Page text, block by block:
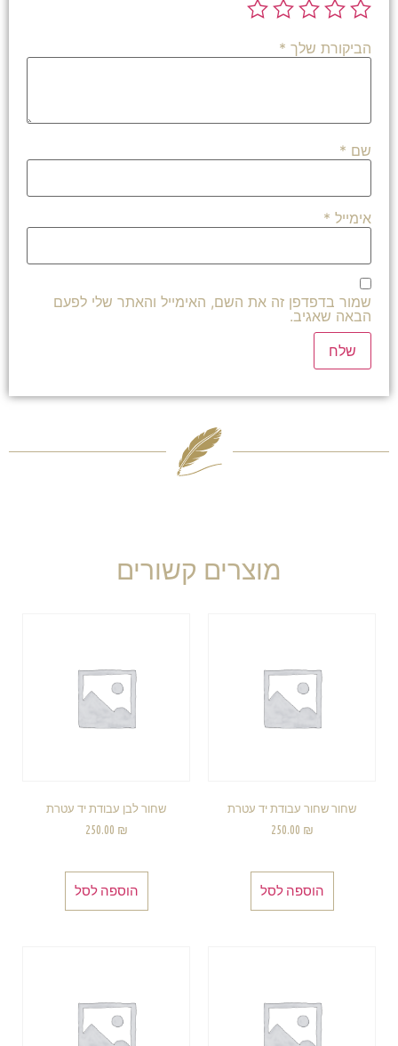
הביקורת שלך *
שם *
אימייל *
שמור בדפדפן זה את השם, האימייל והאתר שלי לפעם
הבאה שאגיב.
מוצרים קשורים
שחור שחור עבודת יד עטרת
250.00 ₪
הוספה לסל
שחור לבן עבודת יד עטרת
250.00 ₪
הוספה לסל